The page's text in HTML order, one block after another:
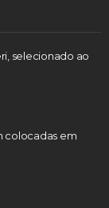
selecionado ao
colocadas em